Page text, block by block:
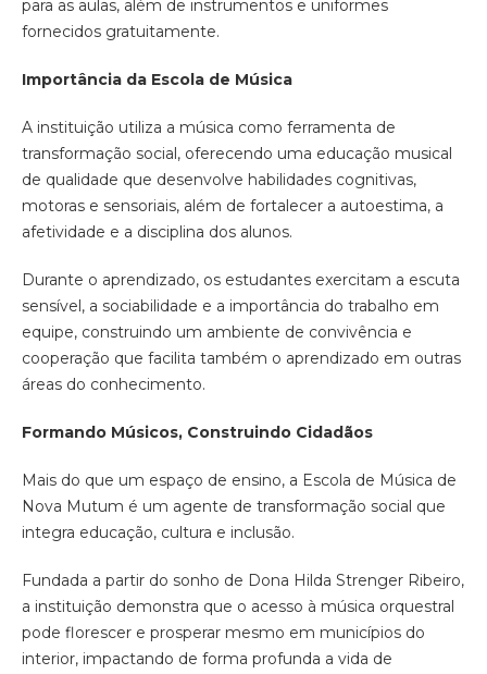
para as aulas, além de instrumentos e uniformes
fornecidos gratuitamente.
Importância da Escola de Música
A instituição utiliza a música como ferramenta de
transformação social, oferecendo uma educação musical
de qualidade que desenvolve habilidades cognitivas,
motoras e sensoriais, além de fortalecer a autoestima, a
afetividade e a disciplina dos alunos.
Durante o aprendizado, os estudantes exercitam a escuta
sensível, a sociabilidade e a importância do trabalho em
equipe, construindo um ambiente de convivência e
cooperação que facilita também o aprendizado em outras
áreas do conhecimento.
Formando Músicos, Construindo Cidadãos
Mais do que um espaço de ensino, a Escola de Música de
Nova Mutum é um agente de transformação social que
integra educação, cultura e inclusão.
Fundada a partir do sonho de Dona Hilda Strenger Ribeiro,
a instituição demonstra que o acesso à música orquestral
pode florescer e prosperar mesmo em municípios do
interior, impactando de forma profunda a vida de